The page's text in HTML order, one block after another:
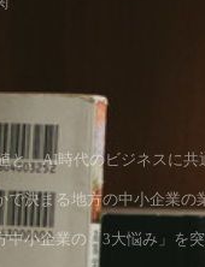
と、AI時代のビジネスに共
で決まる地方の中小企業の
中小企業の「3大悩み」を